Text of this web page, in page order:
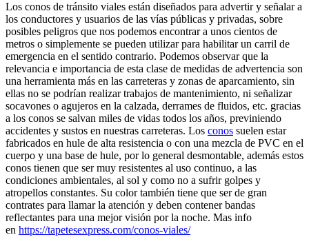
Los conos de tránsito viales están diseñados para advertir y señalar a
los conductores y usuarios de las vías públicas y privadas, sobre
posibles peligros que nos podemos encontrar a unos cientos de
metros o simplemente se pueden utilizar para habilitar un carril de
emergencia en el sentido contrario. Podemos observar que la
relevancia e importancia de esta clase de medidas de advertencia son
una herramienta más en las carreteras y zonas de aparcamiento, sin
ellas no se podrían realizar trabajos de mantenimiento, ni señalizar
socavones o agujeros en la calzada, derrames de fluidos, etc. gracias
a los conos se salvan miles de vidas todos los años, previniendo
accidentes y sustos en nuestras carreteras. Los conos suelen estar
fabricados en hule de alta resistencia o con una mezcla de PVC en el
cuerpo y una base de hule, por lo general desmontable, además estos
conos tienen que ser muy resistentes al uso continuo, a las
condiciones ambientales, al sol y como no a sufrir golpes y
atropellos constantes. Su color también tiene que ser de gran
contrates para llamar la atención y deben contener bandas
reflectantes para una mejor visión por la noche. Mas info
en https://tapetesexpress.com/conos-viales/